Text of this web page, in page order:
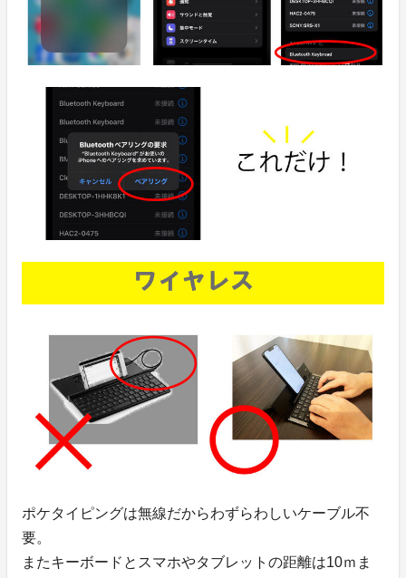
ポケタイピングは無線だからわずらわしいケーブル不
要。
またキーボードとスマホやタブレットの距離は10ｍま